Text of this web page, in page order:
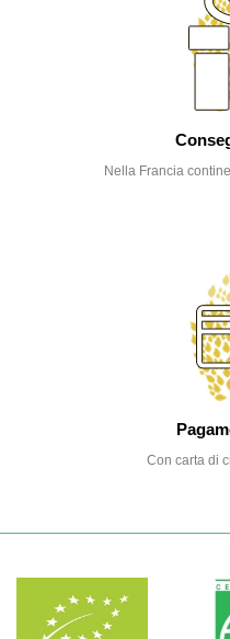
Nella Francia
Con carta di